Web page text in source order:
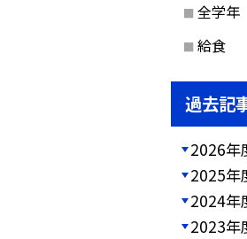
全学年
給食
過去記
2026年
2025年
2024年
2023年